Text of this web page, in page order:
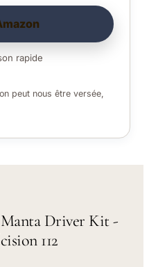
rapide
peut nous être versée,
Driver Kit -
112